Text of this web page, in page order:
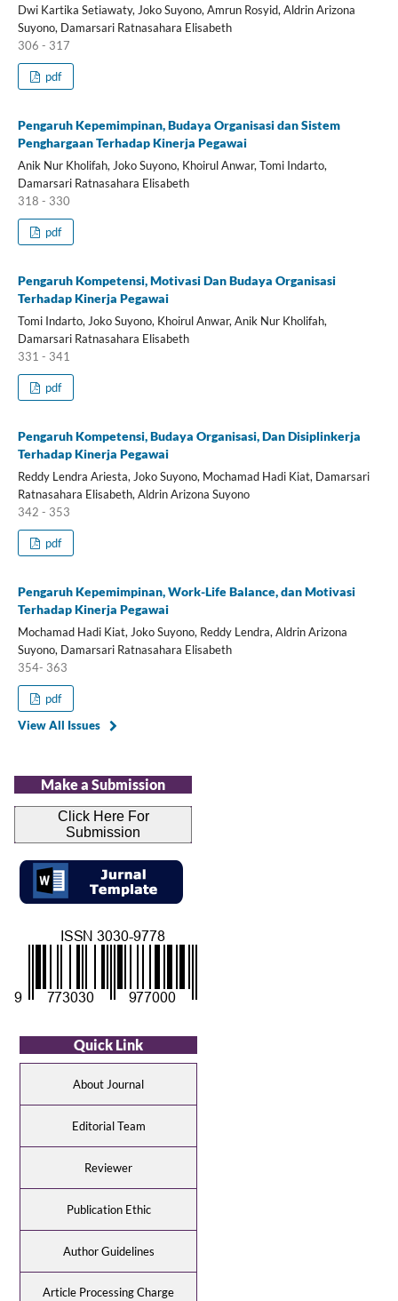
Dwi Kartika Setiawaty, Joko Suyono, Amrun Rosyid, Aldrin Arizona
Suyono, Damarsari Ratnasahara Elisabeth
306 - 317
pdf
Pengaruh Kepemimpinan, Budaya Organisasi dan Sistem
Penghargaan Terhadap Kinerja Pegawai
Anik Nur Kholifah, Joko Suyono, Khoirul Anwar, Tomi Indarto,
Damarsari Ratnasahara Elisabeth
318 - 330
pdf
Pengaruh Kompetensi, Motivasi Dan Budaya Organisasi
Terhadap Kinerja Pegawai
Tomi Indarto, Joko Suyono, Khoirul Anwar, Anik Nur Kholifah,
Damarsari Ratnasahara Elisabeth
331 - 341
pdf
Pengaruh Kompetensi, Budaya Organisasi, Dan Disiplinkerja
Terhadap Kinerja Pegawai
Reddy Lendra Ariesta, Joko Suyono, Mochamad Hadi Kiat, Damarsari
Ratnasahara Elisabeth, Aldrin Arizona Suyono
342 - 353
pdf
Pengaruh Kepemimpinan, Work-Life Balance, dan Motivasi
Terhadap Kinerja Pegawai
Mochamad Hadi Kiat, Joko Suyono, Reddy Lendra, Aldrin Arizona
Suyono, Damarsari Ratnasahara Elisabeth
354- 363
pdf
View All Issues
Make a Submission
Click Here For
Submission
Quick Link
About Journal
Editorial Team
Reviewer
Publication Ethic
Author Guidelines
Article Processing Charge